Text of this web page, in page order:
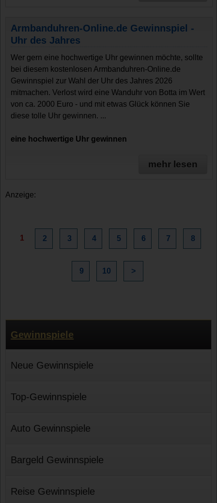
Armbanduhren-Online.de Gewinnspiel -
Uhr des Jahres
Wer gern eine hochwertige Uhr gewinnen möchte, sollte
bei diesem kostenlosen Armbanduhren-Online.de
Gewinnspiel zur Wahl der Uhr des Jahres 2026
mitmachen. Verlost wird eine Wanduhr von Botta im Wert
von ca. 2000 Euro - und mit etwas Glück können Sie
diese tolle Uhr gewinnen. ...
eine hochwertige Uhr gewinnen
mehr lesen
Anzeige:
1 2 3 4 5 6 7 8
9 10 >
Gewinnspiele
Neue Gewinnspiele
Top-Gewinnspiele
Auto Gewinnspiele
Bargeld Gewinnspiele
Reise Gewinnspiele